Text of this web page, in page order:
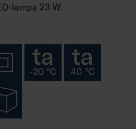
lampa 23 W.